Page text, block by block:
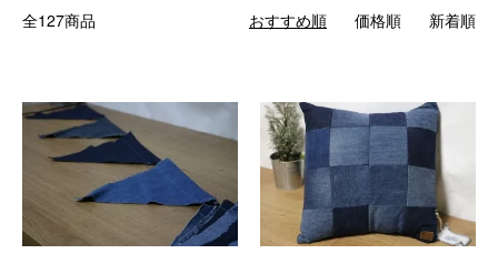
全127商品 おすすめ順 価格順 新着順